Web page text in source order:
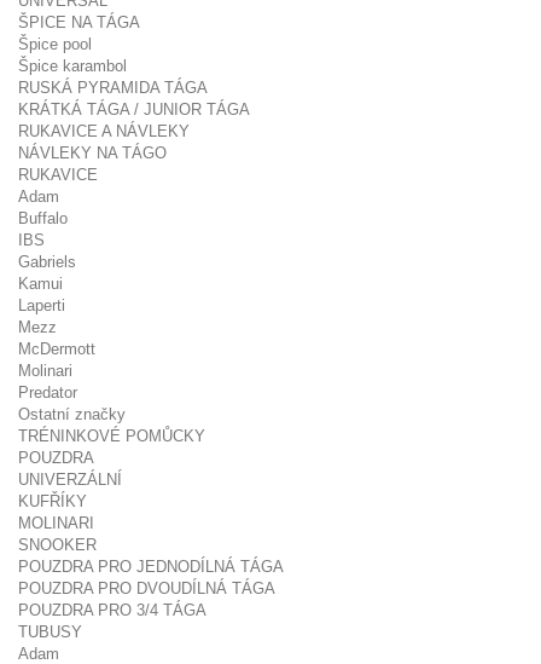
ŠPICE NA TÁGA
Špice pool
Špice karambol
RUSKÁ PYRAMIDA TÁGA
KRÁTKÁ TÁGA / JUNIOR TÁGA
RUKAVICE A NÁVLEKY
NÁVLEKY NA TÁGO
RUKAVICE
Adam
Buffalo
IBS
Gabriels
Kamui
Laperti
Mezz
McDermott
Molinari
Predator
Ostatní značky
TRÉNINKOVÉ POMŮCKY
POUZDRA
UNIVERZÁLNÍ
KUFŘÍKY
MOLINARI
SNOOKER
POUZDRA PRO JEDNODÍLNÁ TÁGA
POUZDRA PRO DVOUDÍLNÁ TÁGA
POUZDRA PRO 3/4 TÁGA
TUBUSY
Adam